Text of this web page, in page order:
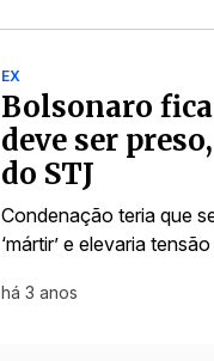
EX
Bolsonaro
deve ser
do STJ
Condenação teria que
‘mártir’ e elevaria
há 3 anos